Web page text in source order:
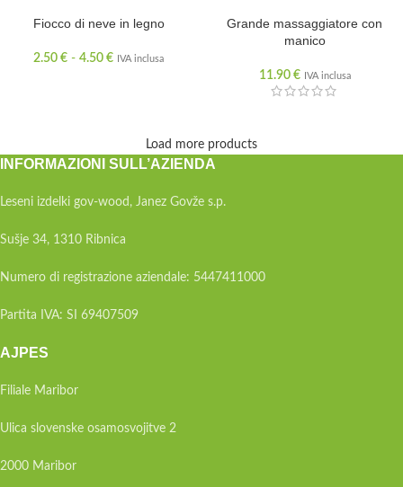
Fiocco di neve in legno
2.50 € - 4.50 € IVA inclusa
Grande massaggiatore con
manico
11.90 € IVA inclusa
Load more products
INFORMAZIONI SULL’AZIENDA
Leseni izdelki gov-wood, Janez Govže s.p.
Sušje 34, 1310 Ribnica
Numero di registrazione aziendale: 5447411000
Partita IVA: SI 69407509
AJPES
Filiale Maribor
Ulica slovenske osamosvojitve 2
2000 Maribor